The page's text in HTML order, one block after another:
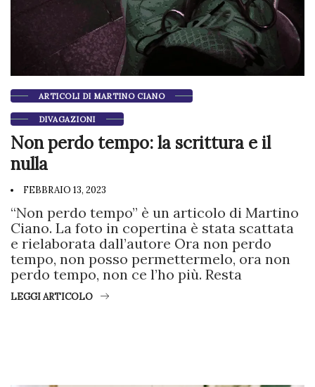
ARTICOLI DI MARTINO CIANO
DIVAGAZIONI
Non perdo tempo: la scrittura e il
nulla
FEBBRAIO 13, 2023
“Non perdo tempo” è un articolo di Martino
Ciano. La foto in copertina è stata scattata
e rielaborata dall’autore Ora non perdo
tempo, non posso permettermelo, ora non
perdo tempo, non ce l’ho più. Resta
LEGGI ARTICOLO